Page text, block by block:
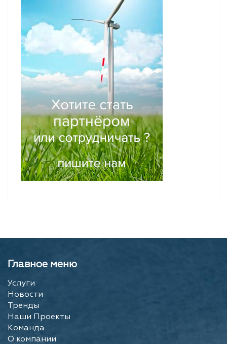
Главное меню
Услуги
Новости
Тренды
Наши Проекты
Команда
О компании